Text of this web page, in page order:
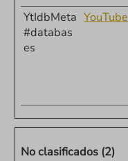
YtIdbMeta
#databas
es
YouTube
No clasificados (2)